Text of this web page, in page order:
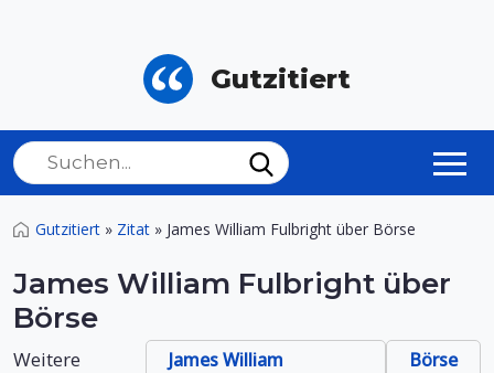
Gutzitiert
Gutzitiert » Zitat » James William Fulbright über Börse
James William Fulbright über
Börse
Weitere
James William
Börse